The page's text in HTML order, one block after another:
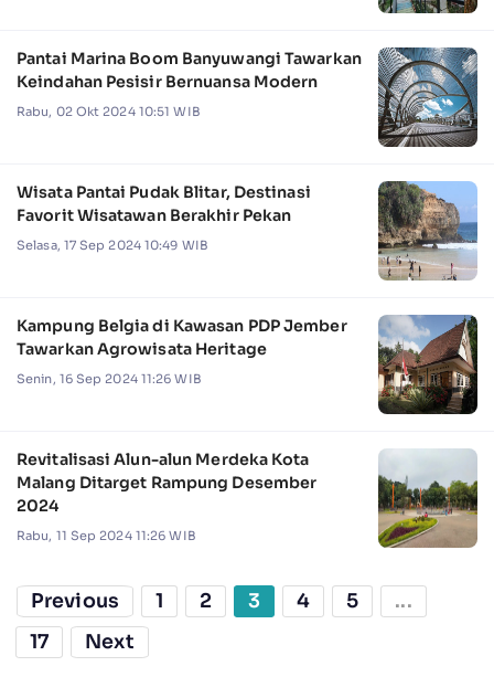
Pantai Marina Boom Banyuwangi Tawarkan
Keindahan Pesisir Bernuansa Modern
Rabu, 02 Okt 2024 10:51 WIB
Wisata Pantai Pudak Blitar, Destinasi
Favorit Wisatawan Berakhir Pekan
Selasa, 17 Sep 2024 10:49 WIB
Kampung Belgia di Kawasan PDP Jember
Tawarkan Agrowisata Heritage
Senin, 16 Sep 2024 11:26 WIB
Revitalisasi Alun-alun Merdeka Kota
Malang Ditarget Rampung Desember
2024
Rabu, 11 Sep 2024 11:26 WIB
Previous 1 2 3 4 5
...
17
Next